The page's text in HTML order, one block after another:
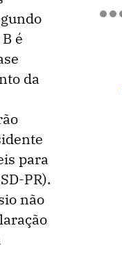
é
da
para
PR).
não